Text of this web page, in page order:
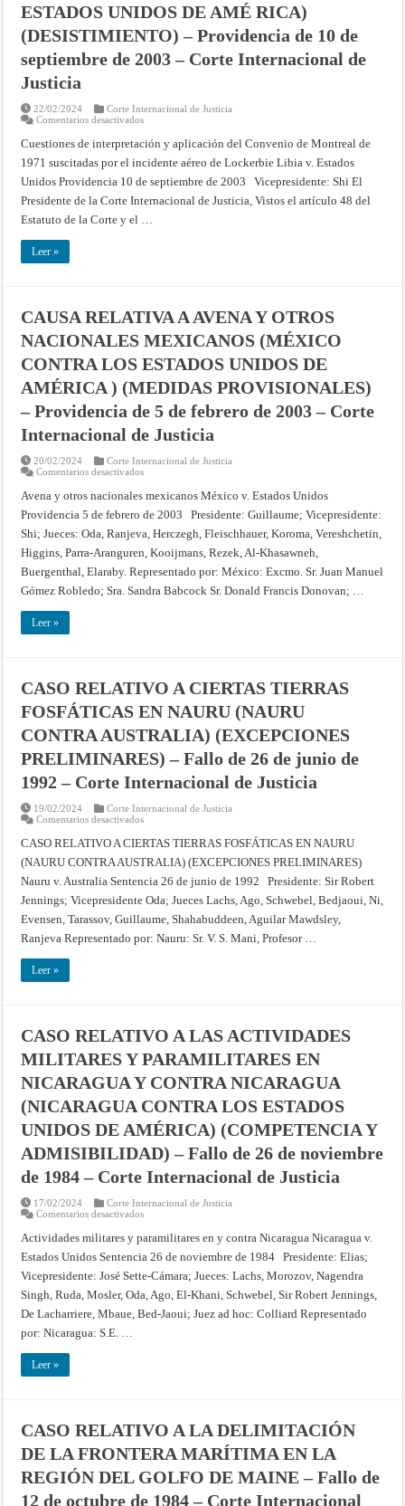
ESTADOS UNIDOS DE AMÉ RICA)
(DESISTIMIENTO) – Providencia de 10 de
septiembre de 2003 – Corte Internacional de
Justicia
22/02/2024
Corte Internacional de Justicia
Comentarios desactivadosen
RELACIONADAS
CON
LA
Y
APLICACIÓN
CONVENIO
DEL
INCIDENTE
AÉREO
DE
LOCKERBIE
(LA
ÁRABE
contra
ESTADOS
UNIDOS
AMÉ
RICA)
–
Providencia
de
10
de
septiembre
2003
–
Corte
Cuestiones de interpretación y aplicación del Convenio de Montreal de
1971 suscitadas por el incidente aéreo de Lockerbie Libia v. Estados
Unidos Providencia 10 de septiembre de 2003 Vicepresidente: Shi El
Presidente de la Corte Internacional de Justicia, Vistos el artículo 48 del
Estatuto de la Corte y el …
Leer »
CAUSA RELATIVA A AVENA Y OTROS
NACIONALES MEXICANOS (MÉXICO
CONTRA LOS ESTADOS UNIDOS DE
AMÉRICA ) (MEDIDAS PROVISIONALES)
– Providencia de 5 de febrero de 2003 – Corte
Internacional de Justicia
20/02/2024
Corte Internacional de Justicia
Comentarios desactivadosen
RELATIVA
A
AVENA
OTROS
NACIONALES
MEXICANOS
(MÉXICO
CONTRA
LOS
Providencia
5
de
febrero
de
2003
–
Internacional
Justicia
Avena y otros nacionales mexicanos México v. Estados Unidos
Providencia 5 de febrero de 2003 Presidente: Guillaume; Vicepresidente:
Shi; Jueces: Oda, Ranjeva, Herczegh, Fleischhauer, Koroma, Vereshchetin,
Higgins, Parra-Aranguren, Kooijmans, Rezek, Al-Khasawneh,
Buergenthal, Elaraby. Representado por: México: Excmo. Sr. Juan Manuel
Gómez Robledo; Sra. Sandra Babcock Sr. Donald Francis Donovan; …
Leer »
CASO RELATIVO A CIERTAS TIERRAS
FOSFÁTICAS EN NAURU (NAURU
CONTRA AUSTRALIA) (EXCEPCIONES
PRELIMINARES) – Fallo de 26 de junio de
1992 – Corte Internacional de Justicia
19/02/2024
Corte Internacional de Justicia
Comentarios desactivadosen
RELATIVO
A
CIERTAS
TIERRAS
FOSFÁTICAS
EN
NAURU
(NAURU
CONTRA
AUSTRALIA)
de
–
Corte
Internacional
de
Justicia
CASO RELATIVO A CIERTAS TIERRAS FOSFÁTICAS EN NAURU
(NAURU CONTRA AUSTRALIA) (EXCEPCIONES PRELIMINARES)
Nauru v. Australia Sentencia 26 de junio de 1992 Presidente: Sir Robert
Jennings; Vicepresidente Oda; Jueces Lachs, Ago, Schwebel, Bedjaoui, Ni,
Evensen, Tarassov, Guillaume, Shahabuddeen, Aguilar Mawdsley,
Ranjeva Representado por: Nauru: Sr. V. S. Mani, Profesor …
Leer »
CASO RELATIVO A LAS ACTIVIDADES
MILITARES Y PARAMILITARES EN
NICARAGUA Y CONTRA NICARAGUA
(NICARAGUA CONTRA LOS ESTADOS
UNIDOS DE AMÉRICA) (COMPETENCIA Y
ADMISIBILIDAD) – Fallo de 26 de noviembre
de 1984 – Corte Internacional de Justicia
17/02/2024
Corte Internacional de Justicia
Comentarios desactivadosen
RELATIVO
A
LAS
MILITARES
PARAMILITARES
EN
NICARAGUA
AMÉRICA)
Y
ADMISIBILIDAD)
–
Fallo
Actividades militares y paramilitares en y contra Nicaragua Nicaragua v.
Estados Unidos Sentencia 26 de noviembre de 1984 Presidente: Elias;
Vicepresidente: José Sette-Cámara; Jueces: Lachs, Morozov, Nagendra
Singh, Ruda, Mosler, Oda, Ago, El-Khani, Schwebel, Sir Robert Jennings,
De Lacharriere, Mbaue, Bed-Jaoui; Juez ad hoc: Colliard Representado
por: Nicaragua: S.E. …
Leer »
CASO RELATIVO A LA DELIMITACIÓN
DE LA FRONTERA MARÍTIMA EN LA
REGIÓN DEL GOLFO DE MAINE – Fallo de
12 de octubre de 1984 – Corte Internacional